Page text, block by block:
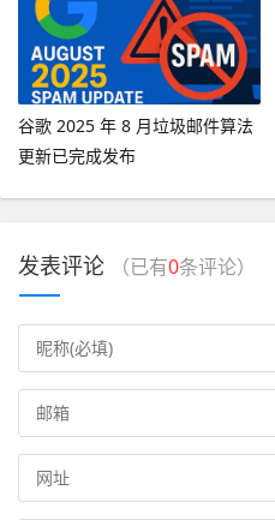
谷歌 2025 年 8 月垃圾邮件算法
更新已完成发布
发表评论 （已有0条评论）